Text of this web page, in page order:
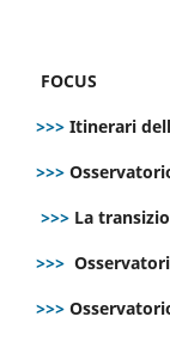
FOCUS
>>> Itinerari
>>>
>>> La
>>>
>>>